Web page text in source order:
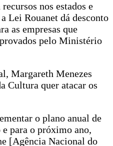
nos estados e
Lei Rouanet dá desconto
as empresas que
pelo Ministério
Margareth Menezes
Cultura quer atacar os
o plano anual de
para o próximo ano,
[Agência Nacional do